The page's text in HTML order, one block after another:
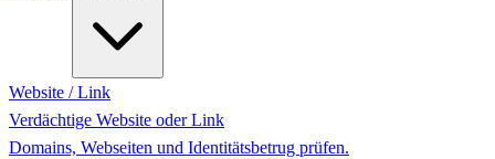
Website / Link
Verdächtige Website oder Link
Domains, Webseiten und Identitätsbetrug prüfen.